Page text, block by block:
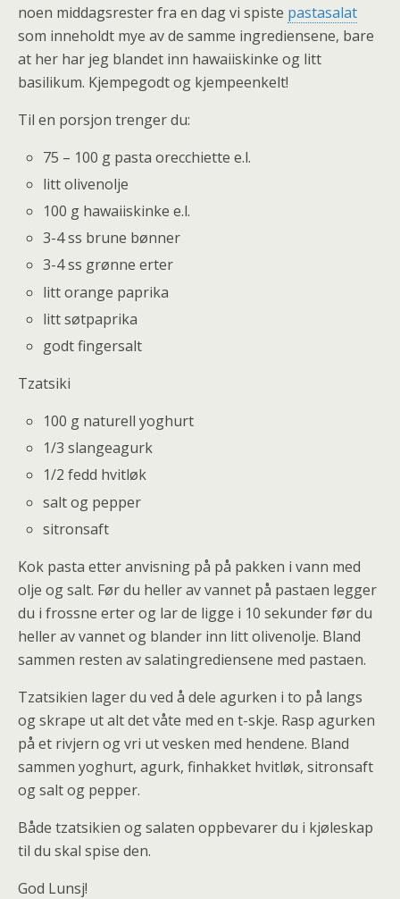
noen middagsrester fra en dag vi spiste pastasalat
som inneholdt mye av de samme ingrediensene, bare
at her har jeg blandet inn hawaiiskinke og litt
basilikum. Kjempegodt og kjempeenkelt!
Til en porsjon trenger du:
75 – 100 g pasta orecchiette e.l.
litt olivenolje
100 g hawaiiskinke e.l.
3-4 ss brune bønner
3-4 ss grønne erter
litt orange paprika
litt søtpaprika
godt fingersalt
Tzatsiki
100 g naturell yoghurt
1/3 slangeagurk
1/2 fedd hvitløk
salt og pepper
sitronsaft
Kok pasta etter anvisning på på pakken i vann med
olje og salt. Før du heller av vannet på pastaen legger
du i frossne erter og lar de ligge i 10 sekunder før du
heller av vannet og blander inn litt olivenolje. Bland
sammen resten av salatingrediensene med pastaen.
Tzatsikien lager du ved å dele agurken i to på langs
og skrape ut alt det våte med en t-skje. Rasp agurken
på et rivjern og vri ut vesken med hendene. Bland
sammen yoghurt, agurk, finhakket hvitløk, sitronsaft
og salt og pepper.
Både tzatsikien og salaten oppbevarer du i kjøleskap
til du skal spise den.
God Lunsj!